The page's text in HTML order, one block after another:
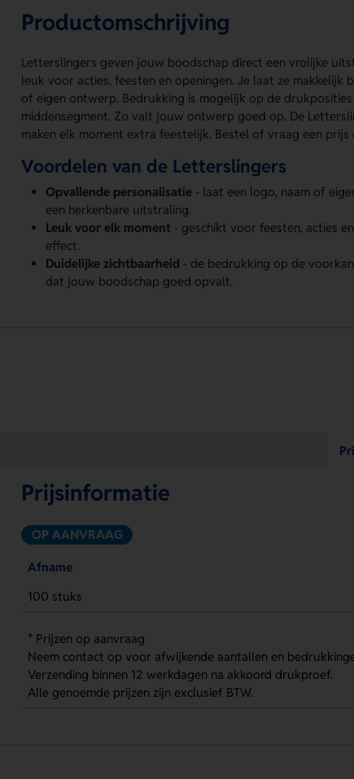
Productomschrijving
Letterslingers geven jouw boodschap direct een vrolijke
leuk voor acties, feesten en openingen. Je laat ze makkelijk
of eigen ontwerp. Bedrukking is mogelijk op de
middensegment. Zo valt jouw ontwerp goed op. De
maken elk moment extra feestelijk. Bestel of vraag een prijs
Voordelen van de Letterslingers
Opvallende personalisatie - laat een logo, naam of
een herkenbare uitstraling.
Leuk voor elk moment - geschikt voor feesten, acties
effect.
Duidelijke zichtbaarheid - de bedrukking op de
dat jouw boodschap goed opvalt.
Prijsinformatie
OP AANVRAAG
Afname
100 stuks
* Prijzen op aanvraag
Neem contact op voor afwijkende aantallen en
Verzending binnen 12 werkdagen na akkoord drukproef.
Alle genoemde prijzen zijn exclusief BTW.